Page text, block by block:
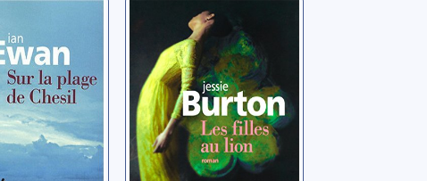
de
Ian
Les filles au lion
Burton, Jessie